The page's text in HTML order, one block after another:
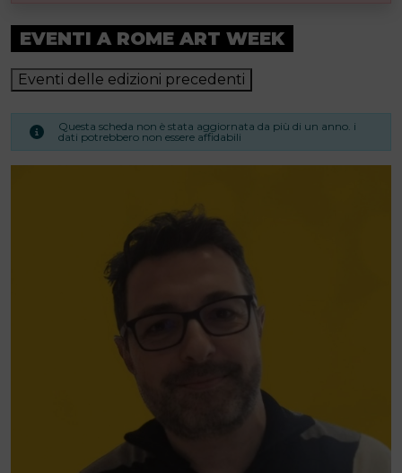
EVENTI A ROME ART WEEK
Eventi delle edizioni precedenti
Questa scheda non è stata aggiornata da più di un anno. i
dati potrebbero non essere affidabili